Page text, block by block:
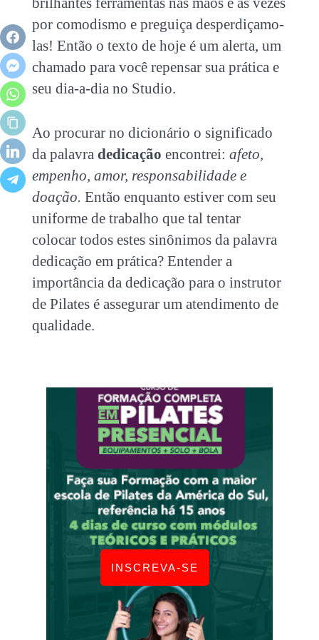
por comodismo e preguiça desperdiçamo-
las! Então o texto de hoje é um alerta, um
chamado para você repensar sua prática e
seu dia-a-dia no Studio.
Ao procurar no dicionário o significado
da palavra dedicação encontrei: afeto,
empenho, amor, responsabilidade e
doação. Então enquanto estiver com seu
uniforme de trabalho que tal tentar
colocar todos estes sinônimos da palavra
dedicação em prática? Entender a
importância da dedicação para o instrutor
de Pilates é assegurar um atendimento de
qualidade.
INSCREVA-SE